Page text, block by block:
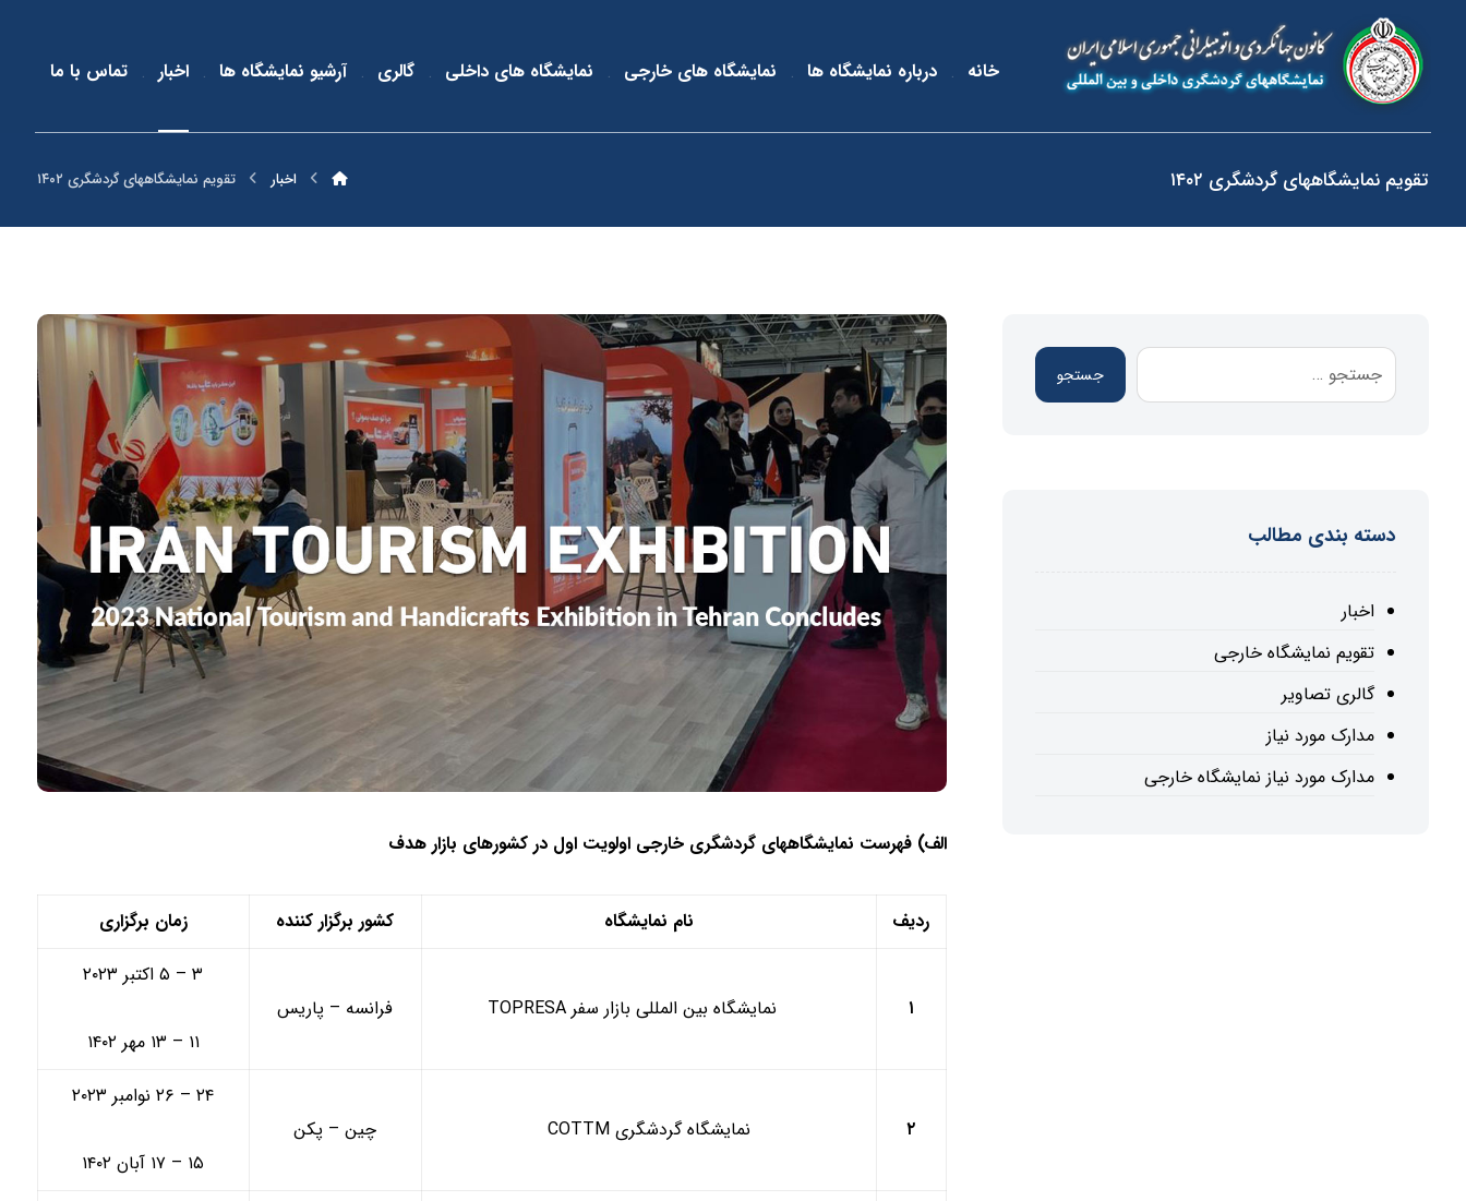
خانه درباره نمایشگاه ها نمایشگاه های خارجی نمایشگاه های داخلی گالری آرشیو نمایشگاه ها اخبار تماس با ما
تقویم نمایشگاههای گردشگری ۱۴۰۲ اخبار تقویم نمایشگاههای گردشگری ۱۴۰۲
الف) فهرست نمایشگاههای گردشگری خارجی اولویت اول در کشورهای بازار هدف
ردیف نام نمایشگاه کشور برگزار کننده زمان برگزاری
۱ نمایشگاه بین المللی بازار سفر TOPRESA فرانسه – پاریس
۳ – ۵ اکتبر ۲۰۲۳
۱۱ – ۱۳ مهر ۱۴۰۲
۲ نمایشگاه گردشگریCOTTM چین – پکن
۲۴ – ۲۶ نوامبر ۲۰۲۳
۱۵ – ۱۷ آبان ۱۴۰۲
جستجو
دسته بندی مطالب
اخبار
تقویم نمایشگاه خارجی
گالری تصاویر
مدارک مورد نیاز
مدارک مورد نیاز نمایشگاه خارجی